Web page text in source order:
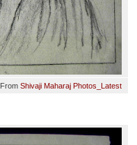
From Shivaji Maharaj Photos_Latest